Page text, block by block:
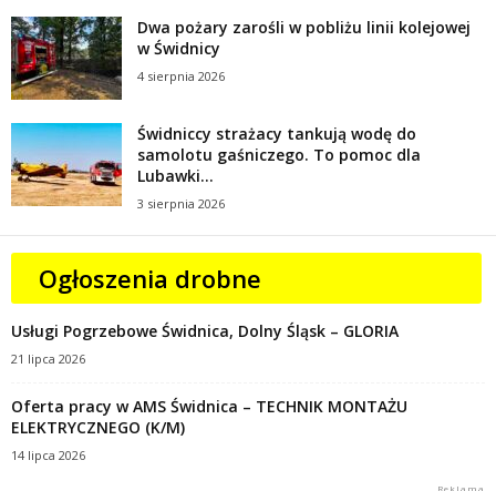
Dwa pożary zarośli w pobliżu linii kolejowej
w Świdnicy
4 sierpnia 2026
Świdniccy strażacy tankują wodę do
samolotu gaśniczego. To pomoc dla
Lubawki...
3 sierpnia 2026
Ogłoszenia drobne
Usługi Pogrzebowe Świdnica, Dolny Śląsk – GLORIA
21 lipca 2026
Oferta pracy w AMS Świdnica – TECHNIK MONTAŻU
ELEKTRYCZNEGO (K/M)
14 lipca 2026